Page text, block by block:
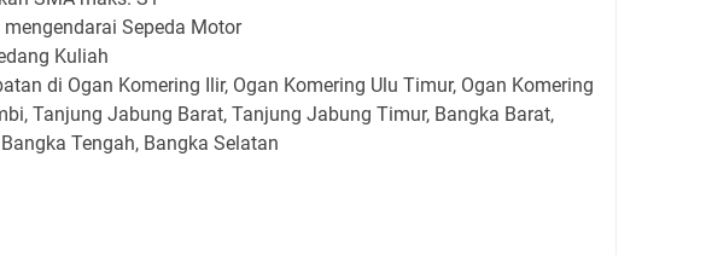
Sepeda Motor
Kuliah
di Ogan Komering Ilir, Ogan Komering Ulu Timur, Ogan Komering
Tanjung Jabung Barat, Tanjung Jabung Timur, Bangka Barat,
Tengah, Bangka Selatan